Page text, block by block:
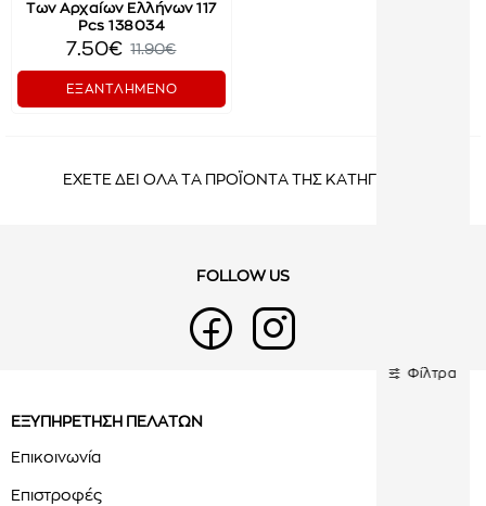
Των Αρχαίων Ελλήνων 117
Pcs 138034
7.50€ 11.90€
ΕΞΑΝΤΛΗΜΕΝΟ
ΕΧΕΤΕ ΔΕΙ ΟΛΑ ΤΑ ΠΡΟΪΟΝΤΑ ΤΗΣ ΚΑΤΗΓΟΡΙΑΣ
FOLLOW US
ΕΞΥΠΗΡΕΤΗΣΗ ΠΕΛΑΤΩΝ
Επικοινωνία
Επιστροφές
Φίλτρα